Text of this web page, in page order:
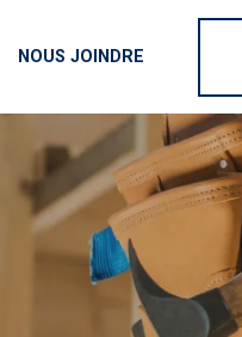
NOUS JOINDRE